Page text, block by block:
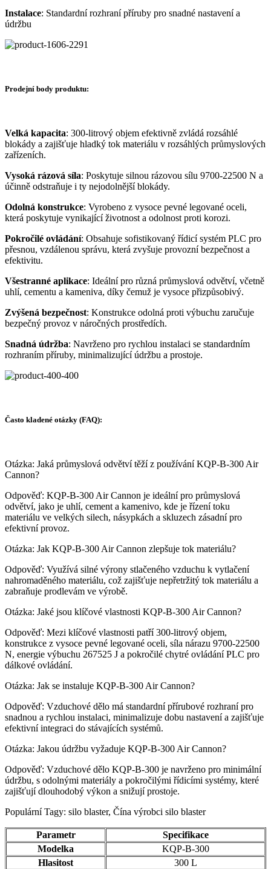
Instalace: Standardní rozhraní příruby pro snadné nastavení a
údržbu
Prodejní body produktu:
Velká kapacita: 300-litrový objem efektivně zvládá rozsáhlé
blokády a zajišťuje hladký tok materiálu v rozsáhlých průmyslových
zařízeních.
Vysoká rázová síla: Poskytuje silnou rázovou sílu 9700-22500 N a
účinně odstraňuje i ty nejodolnější blokády.
Odolná konstrukce: Vyrobeno z vysoce pevné legované oceli,
která poskytuje vynikající životnost a odolnost proti korozi.
Pokročilé ovládání: Obsahuje sofistikovaný řídicí systém PLC pro
přesnou, vzdálenou správu, která zvyšuje provozní bezpečnost a
efektivitu.
Všestranné aplikace: Ideální pro různá průmyslová odvětví, včetně
uhlí, cementu a kameniva, díky čemuž je vysoce přizpůsobivý.
Zvýšená bezpečnost: Konstrukce odolná proti výbuchu zaručuje
bezpečný provoz v náročných prostředích.
Snadná údržba: Navrženo pro rychlou instalaci se standardním
rozhraním příruby, minimalizující údržbu a prostoje.
Často kladené otázky (FAQ):
Otázka: Jaká průmyslová odvětví těží z používání KQP-B-300 Air
Cannon?
Odpověď: KQP-B-300 Air Cannon je ideální pro průmyslová
odvětví, jako je uhlí, cement a kamenivo, kde je řízení toku
materiálu ve velkých silech, násypkách a skluzech zásadní pro
efektivní provoz.
Otázka: Jak KQP-B-300 Air Cannon zlepšuje tok materiálu?
Odpověď: Využívá silné výrony stlačeného vzduchu k vytlačení
nahromaděného materiálu, což zajišťuje nepřetržitý tok materiálu a
zabraňuje prodlevám ve výrobě.
Otázka: Jaké jsou klíčové vlastnosti KQP-B-300 Air Cannon?
Odpověď: Mezi klíčové vlastnosti patří 300-litrový objem,
konstrukce z vysoce pevné legované oceli, síla nárazu 9700-22500
N, energie výbuchu 267525 J a pokročilé chytré ovládání PLC pro
dálkové ovládání.
Otázka: Jak se instaluje KQP-B-300 Air Cannon?
Odpověď: Vzduchové dělo má standardní přírubové rozhraní pro
snadnou a rychlou instalaci, minimalizuje dobu nastavení a zajišťuje
efektivní integraci do stávajících systémů.
Otázka: Jakou údržbu vyžaduje KQP-B-300 Air Cannon?
Odpověď: Vzduchové dělo KQP-B-300 je navrženo pro minimální
údržbu, s odolnými materiály a pokročilými řídicími systémy, které
zajišťují dlouhodobý výkon a snižují prostoje.
Populární Tagy: silo blaster, Čína výrobci silo blaster
Parametr
Specifikace
Modelka
KQP-B-300
Hlasitost
300 L